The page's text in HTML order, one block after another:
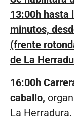
13:00h hasta
minutos,
(frente
de La
16:00h
caballo,
La